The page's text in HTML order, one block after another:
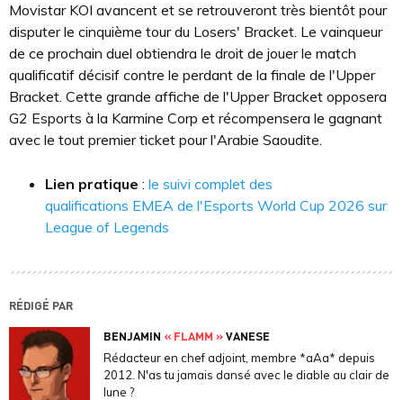
Movistar KOI avancent et se retrouveront très bientôt pour
disputer le cinquième tour du Losers' Bracket. Le vainqueur
de ce prochain duel obtiendra le droit de jouer le match
qualificatif décisif contre le perdant de la finale de l'Upper
Bracket. Cette grande affiche de l'Upper Bracket opposera
G2 Esports à la Karmine Corp et récompensera le gagnant
avec le tout premier ticket pour l'Arabie Saoudite.
Lien pratique : le suivi complet des
qualifications EMEA de l'Esports World Cup 2026 sur
League of Legends
RÉDIGÉ PAR
BENJAMIN « FLAMM »VANESE
Rédacteur en chef adjoint, membre *aAa* depuis
2012. N'as tu jamais dansé avec le diable au clair de
lune ?